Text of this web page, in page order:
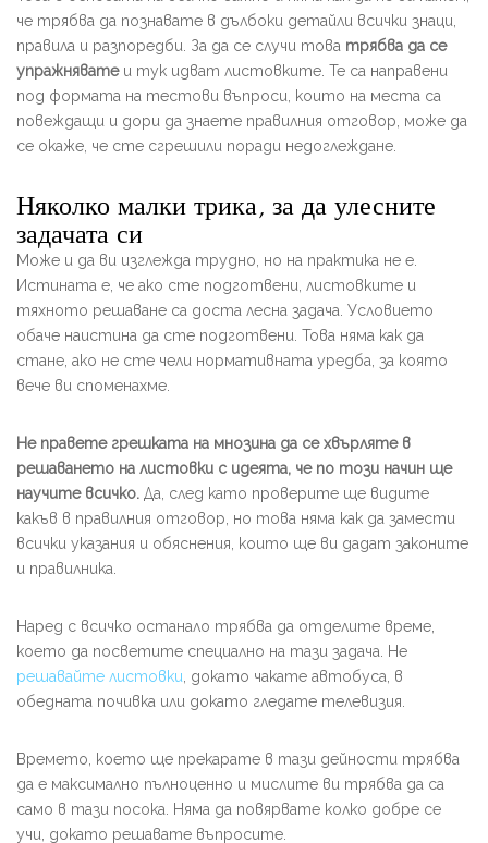
че трябва да познавате в дълбоки детайли всички знаци,
правила и разпоредби. За да се случи това трябва да се
упражняватеи тук идват листовките. Те са направени
под формата на тестови въпроси, които на места са
повеждащи и дори да знаете правилния отговор, може да
се окаже, че сте сгрешили поради недоглеждане.
Няколко малки трика, за да улесните
задачата си
Може и да ви изглежда трудно, но на практика не е.
Истината е, че ако сте подготвени, листовките и
тяхното решаване са доста лесна задача. Условието
обаче наистина да сте подготвени. Това няма как да
стане, ако не сте чели нормативната уредба, за която
вече ви споменахме.
Не правете грешката на мнозина да се хвърляте в
решаването на листовки с идеята, че по този начин ще
научите всичко. Да, след като проверите ще видите
какъв в правилния отговор, но това няма как да замести
всички указания и обяснения, които ще ви дадат законите
и правилника.
Наред с всичко останало трябва да отделите време,
което да посветите специално на тази задача. Не
решавайте листовки, докато чакате автобуса, в
обедната почивка или докато гледате телевизия.
Времето, което ще прекарате в тази дейности трябва
да е максимално пълноценно и мислите ви трябва да са
само в тази посока. Няма да повярвате колко добре се
учи, докато решавате въпросите.